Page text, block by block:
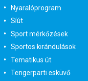
Nyaralóprogram
Síút
Sport mérkőzések
Sportos kirándulások
Tematikus út
Tengerparti esküvő